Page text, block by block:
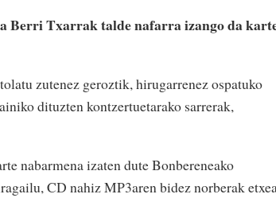
Berri Txarrak talde nafarra izango da
zutenez geroztik, hirugarrenez ospatuko
dituzten kontzertuetarako sarrerak,
nabarmena izaten dute Bonbereneako
CD nahiz MP3aren bidez norberak